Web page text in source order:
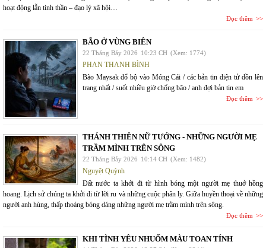
hoạt động lẫn tinh thần – đạo lý xã hội…
Đọc thêm
BÃO Ở VÙNG BIÊN
22 Tháng Bảy 2026 10:23 CH (Xem: 1774)
PHAN THANH BÌNH
Bão Maysak đổ bộ vào Móng Cái / các bản tin điện tử dồn lên
trang nhất / suốt nhiều giờ chống bão / anh đợi bản tin em
Đọc thêm
THÁNH THIÊN NỮ TƯỚNG - NHỮNG NGƯỜI MẸ
TRẦM MÌNH TRÊN SÔNG
22 Tháng Bảy 2026 10:14 CH (Xem: 1482)
Nguyệt Quỳnh
Đất nước ta khởi đi từ hình bóng một người mẹ thuở hồng
hoang. Lịch sử chúng ta khởi đi từ lời ru và những cuộc phân ly. Giữa huyền thoại về những
người anh hùng, thấp thoáng bóng dáng những người mẹ trầm mình trên sông.
Đọc thêm
KHI TÌNH YÊU NHUỐM MÀU TOAN TÍNH